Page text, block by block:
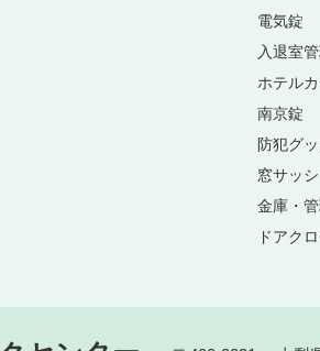
電気錠
入退室
ホテル
南京錠
防犯グ
窓サッシ
金庫・
ドアク